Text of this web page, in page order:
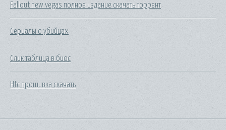
Fallout new vegas полное издание скачать торрент
Сериалы о убийцах
Слик таблица в биос
Htc прошивка скачать